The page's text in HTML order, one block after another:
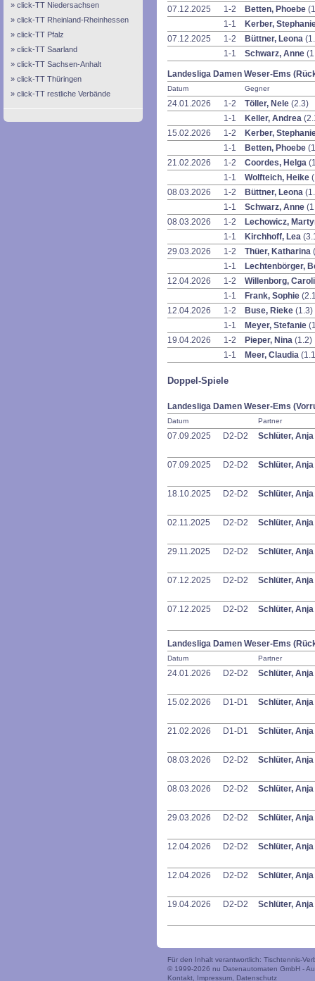
click-TT Niedersachsen
click-TT Rheinland-Rheinhessen
click-TT Pfalz
click-TT Saarland
click-TT Sachsen-Anhalt
click-TT Thüringen
click-TT restliche Verbände
07.12.2025
1-2 Betten, Phoebe
1-1
Kerber,
07.12.2025
1-2 Büttner, Leona
1-1
Schwarz, Anne
Landesliga Damen Weser-Ems
Datum Gegner
24.01.2026 1-2 Töller, Nele (2.3)
1-1
Keller, Andrea
15.02.2026
1-2
Kerber,
1-1
Betten, Phoebe
21.02.2026
1-2 Coordes, Helga
1-1
Wolfteich, Heike
08.03.2026
1-2 Büttner, Leona
1-1
Schwarz, Anne
08.03.2026
1-2
Lechowicz,
1-1
Kirchhoff, Lea
29.03.2026
1-2 Thüer, Katharina
1-1
Lechtenbörger,
12.04.2026
1-2
Willenborg,
1-1
Frank, Sophie
12.04.2026
1-2 Buse, Rieke (1.3)
1-1
Meyer, Stefanie
19.04.2026
1-2 Pieper, Nina (1.2)
1-1
Meer, Claudia
Doppel-Spiele
Landesliga Damen Weser-Ems
Datum Partner
07.09.2025 D2-D2 Schlüter, Anja
07.09.2025 D2-D2 Schlüter, Anja
18.10.2025 D2-D2 Schlüter, Anja
02.11.2025 D2-D2 Schlüter, Anja
29.11.2025 D2-D2 Schlüter, Anja
07.12.2025 D2-D2 Schlüter, Anja
07.12.2025 D2-D2 Schlüter, Anja
Landesliga Damen Weser-Ems
Datum Partner
24.01.2026 D2-D2 Schlüter, Anja
15.02.2026 D1-D1 Schlüter, Anja
21.02.2026 D1-D1 Schlüter, Anja
08.03.2026 D2-D2 Schlüter, Anja
08.03.2026 D2-D2 Schlüter, Anja
29.03.2026 D2-D2 Schlüter, Anja
12.04.2026 D2-D2 Schlüter, Anja
12.04.2026 D2-D2 Schlüter, Anja
19.04.2026 D2-D2 Schlüter, Anja
Für den Inhalt verantwortlich: Tischtennis-
© 1999-2026 nu Datenautomaten GmbH -
Kontakt
Impressum Datenschutz